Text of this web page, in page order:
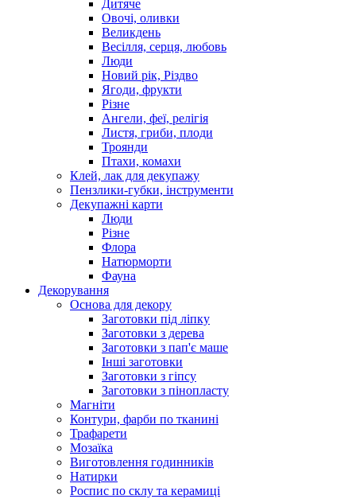
Дитяче
Овочі, оливки
Великдень
Весілля, серця, любовь
Люди
Новий рік, Різдво
Ягоди, фрукти
Різне
Ангели, феї, релігія
Листя, гриби, плоди
Троянди
Птахи, комахи
Клей, лак для декупажу
Пензлики-губки, інструменти
Декупажні карти
Люди
Різне
Флора
Натюрморти
Фауна
Декорування
Основа для декору
Заготовки під ліпку
Заготовки з дерева
Заготовки з пап'є маше
Інші заготовки
Заготовки з гіпсу
Заготовки з пінопласту
Магніти
Контури, фарби по тканині
Трафарети
Мозаїка
Виготовлення годинників
Натирки
Роспис по склу та керамиці